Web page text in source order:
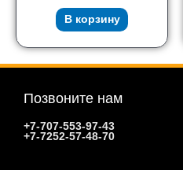
В корзину
Позвоните нам
+7-707-553-97-43
+7-7252-57-48-70